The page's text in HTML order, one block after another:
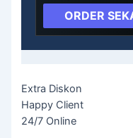
ORDER
Extra Diskon
Happy Client
24/7 Online